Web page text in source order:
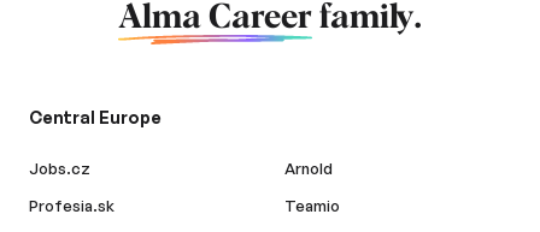
Alma Career family.
Central Europe
Jobs.cz
Profesia.sk
Arnold
Teamio